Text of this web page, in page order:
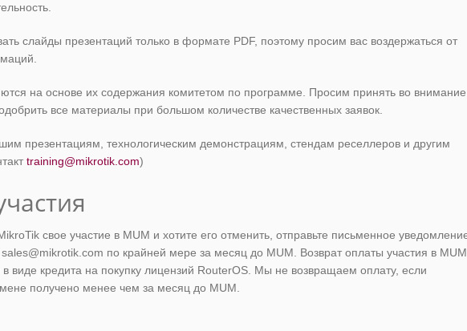
слайды презентаций только в формате PDF, поэтому просим вас воздержаться от
на основе их содержания комитетом по программе. Просим принять во
все материалы при большом количестве качественных заявок.
презентациям, технологическим демонстрациям, стендам реселлеров и другим
training@mikrotik.com)
свое участие в MUM и хотите его отменить, отправьте письменное
по крайней мере за месяц до MUM. Возврат оплаты участия в MUM
виде кредита на покупку лицензий RouterOS. Мы не возвращаем оплату, если
получено менее чем за месяц до MUM.